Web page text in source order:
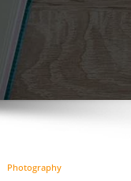
Photography